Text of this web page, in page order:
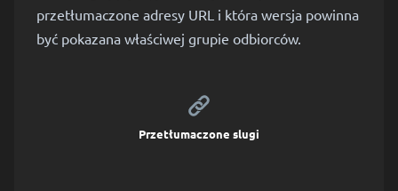
przetłumaczone adresy URL i która wersja powinna
być pokazana właściwej grupie odbiorców.
Przetłumaczone slugi